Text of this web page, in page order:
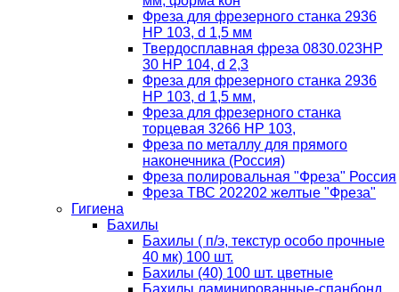
Фреза для фрезерного станка 2936
HP 103, d 1,5 мм
Твердосплавная фреза 0830.023HP
30 HP 104, d 2,3
Фреза для фрезерного станка 2936
HP 103, d 1,5 мм,
Фреза для фрезерного станка
торцевая 3266 HP 103,
Фреза по металлу для прямого
наконечника (Россия)
Фреза полировальная "Фреза" Россия
Фреза ТВС 202202 желтые "Фреза"
Гигиена
Бахилы
Бахилы ( п/э, текстур особо прочные
40 мк) 100 шт.
Бахилы (40) 100 шт. цветные
Бахилы ламинированные-спанбонд